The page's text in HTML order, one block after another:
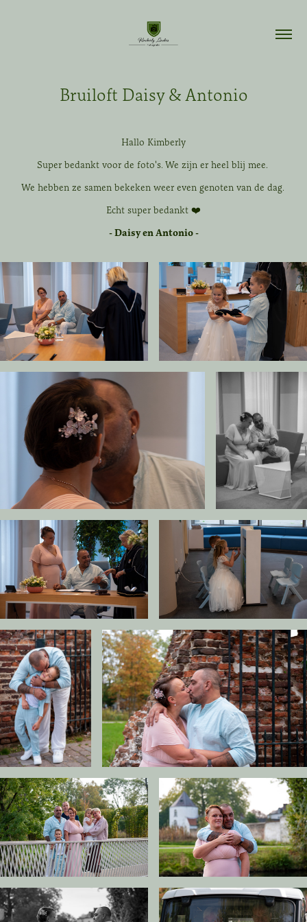
Bruiloft Daisy & Antonio
Hallo Kimberly
Super bedankt voor de foto's. We zijn er heel blij mee.
We hebben ze samen bekeken weer even genoten van de dag.
Echt super bedankt ❤️
- Daisy en Antonio -